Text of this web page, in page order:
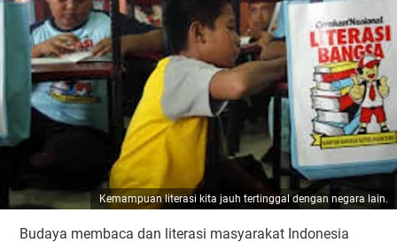
Kemampuan literasi kita jauh tertinggal dengan negara lain.
Budaya membaca dan literasi masyarakat Indonesia